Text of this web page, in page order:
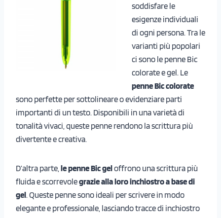
soddisfare le
esigenze individuali
di ogni persona. Tra le
varianti più popolari
ci sono le penne Bic
colorate e gel. Le
penne Bic colorate
sono perfette per sottolineare o evidenziare parti
importanti di un testo. Disponibili in una varietà di
tonalità vivaci, queste penne rendono la scrittura più
divertente e creativa.
D’altra parte, le penne Bic geloffrono una scrittura più
fluida e scorrevolegrazie alla loro inchiostro a base di
gel. Queste penne sono ideali per scrivere in modo
elegante e professionale, lasciando tracce di inchiostro